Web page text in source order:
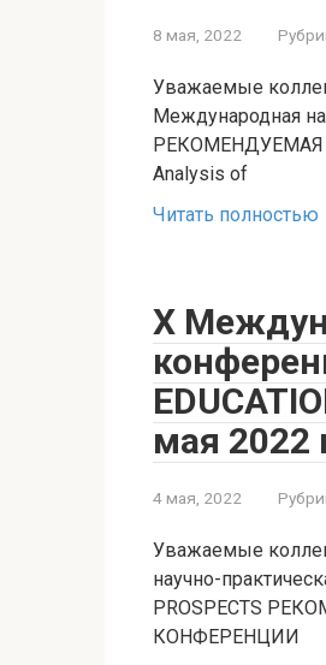
8 мая, 2022
Уважаемые
Международная
Analysis of
Читать полностью
X
мая 2022
4 мая, 2022
Уважаемые
научно-
PROSPECTS
КОНФЕРЕНЦИИ